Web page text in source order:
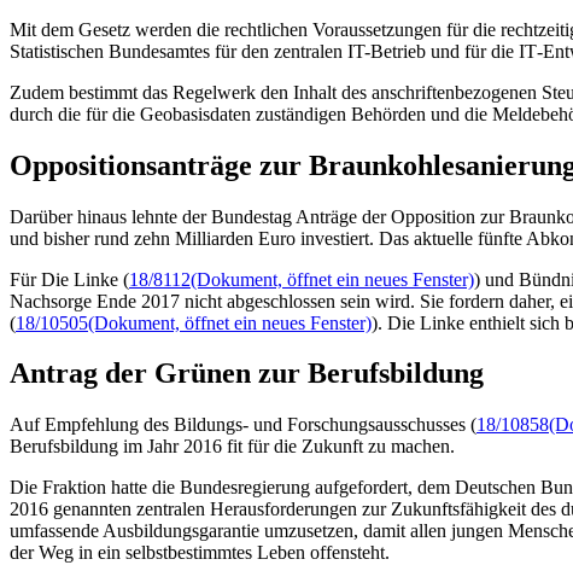
Mit dem Gesetz werden die rechtlichen Voraussetzungen für die
Statistischen Bundesamtes für den zentralen IT-Betrieb und für die IT-
Zudem bestimmt das Regelwerk den Inhalt des anschriftenbezogenen
durch die für die Geobasisdaten zuständigen Behörden und die
Oppositionsanträge zur
Darüber hinaus lehnte der Bundestag Anträge der Opposition zur
und bisher rund zehn Milliarden Euro investiert. Das aktuelle fünfte
Für Die Linke (18/8112(Dokument, öffnet ein neues Fenster)) und
Nachsorge Ende 2017 nicht abgeschlossen sein wird. Sie fordern daher,
(18/10505(Dokument, öffnet ein neues Fenster)). Die Linke enthielt sich
Antrag der Grünen zur Berufsbildung
Auf Empfehlung des Bildungs- und Forschungsausschusses (18/10858
Berufsbildung im Jahr 2016 fit für die Zukunft zu machen.
Die Fraktion hatte die Bundesregierung aufgefordert, dem Deutschen
2016 genannten zentralen Herausforderungen zur Zukunftsfähigkeit
umfassende Ausbildungsgarantie umzusetzen, damit allen jungen
der Weg in ein selbstbestimmtes Leben offensteht.